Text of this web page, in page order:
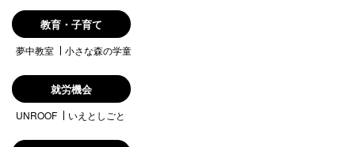
教育・子育て
夢中教室 小さな森の学童
就労機会
UNROOF いえとしごと